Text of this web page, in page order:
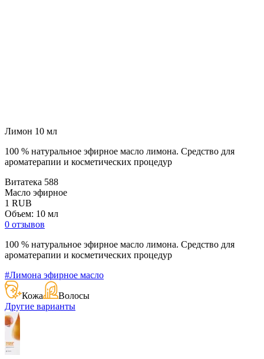
Лимон 10 мл
100 % натуральное эфирное масло лимона. Средство для
ароматерапии и косметических процедур
Витатека 588
Масло эфирное
1 RUB
Объем: 10 мл
0 отзывов
100 % натуральное эфирное масло лимона. Средство для
ароматерапии и косметических процедур
#Лимона эфирное масло
Кожа
Волосы
Другие варианты